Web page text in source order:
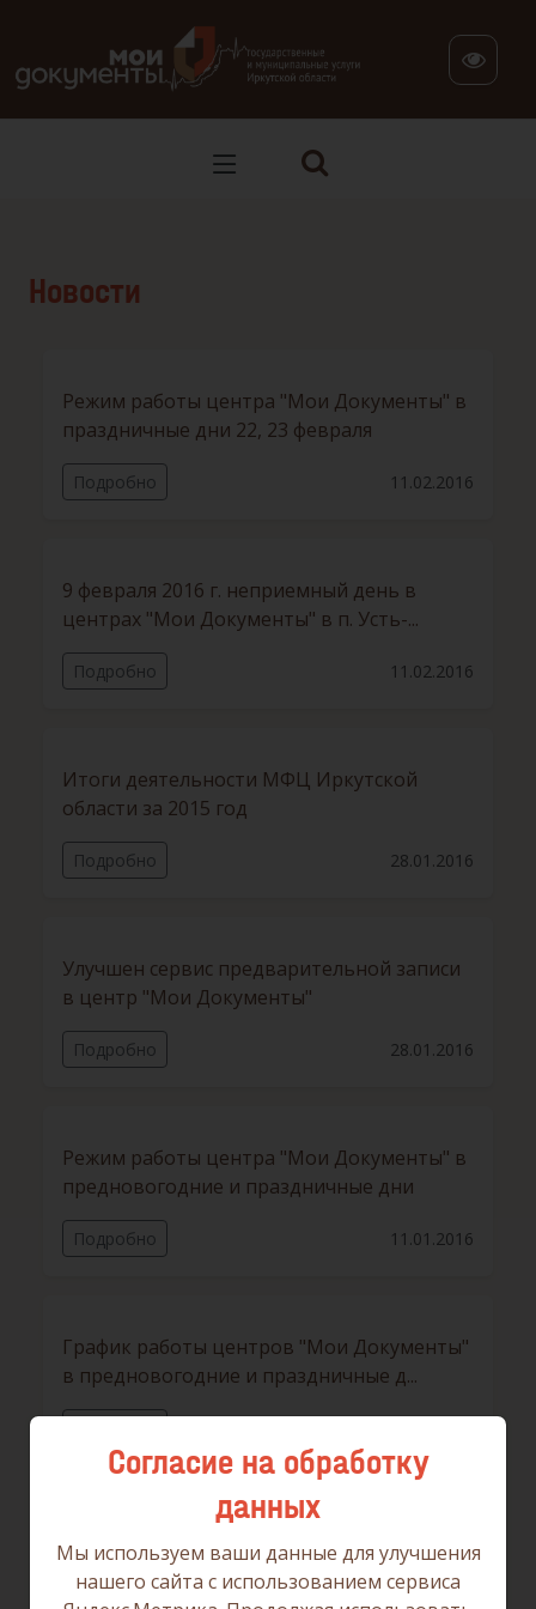
Новости
Режим работы центра "Мои Документы" в
праздничные дни 22, 23 февраля
Подробно 11.02.2016
9 февраля 2016 г. неприемный день в
центрах "Мои Документы" в п. Усть-...
Подробно 11.02.2016
Итоги деятельности МФЦ Иркутской
области за 2015 год
Подробно 28.01.2016
Улучшен сервис предварительной записи
в центр "Мои Документы"
Подробно 28.01.2016
Режим работы центра "Мои Документы" в
предновогодние и праздничные дни
Подробно 11.01.2016
График работы центров "Мои Документы"
в предновогодние и праздничные д...
заявителей качеством предоставлен...
Согласие на обработку
данных
Мы используем ваши данные для улучшения
нашего сайта с использованием сервиса